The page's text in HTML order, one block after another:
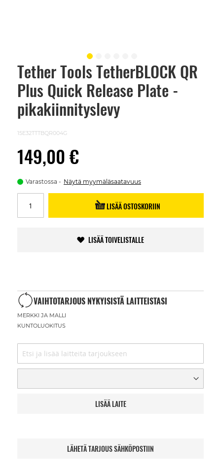
Tether Tools TetherBLOCK QR
Plus Quick Release Plate -
pikakiinnityslevy
15E32TTTBQR004G
149,00 €
Varastossa Näytä myymäläsaatavuus
LISÄÄ OSTOSKORIIN
LISÄÄ TOIVELISTALLE
VAIHTOTARJOUS NYKYISISTÄ LAITTEISTASI
MERKKI JA MALLI
KUNTOLUOKITUS
LISÄÄ LAITE
LÄHETÄ TARJOUS SÄHKÖPOSTIIN
Skip
beginning
images